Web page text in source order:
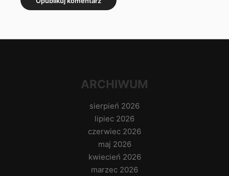
ARCHIWUM
sierpień 2026
lipiec 2026
czerwiec 2026
maj 2026
kwiecień 2026
marzec 2026